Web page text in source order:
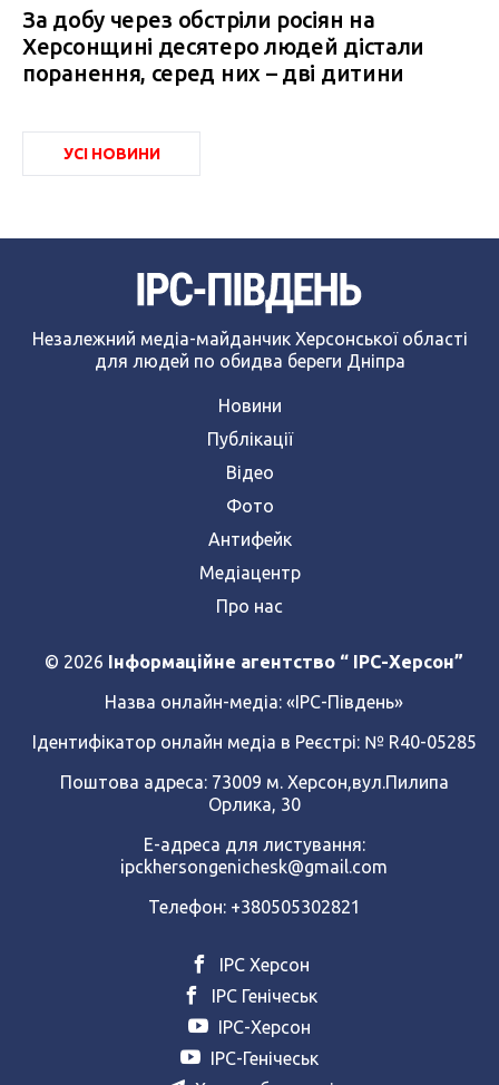
За добу через обстріли росіян на
Херсонщині десятеро людей дістали
поранення, серед них – дві дитини
УСІ НОВИНИ
Незалежний медіа-майданчик Херсонської області
для людей по обидва береги Дніпра
Новини
Публікації
Відео
Фото
Антифейк
Медіацентр
Про нас
© 2026 Інформаційне агентство “ IPC-Херсон”
Назва онлайн-медіа: «ІРС-Південь»
Ідентифікатор онлайн медіа в Реєстрі: № R40-05285
Поштова адреса: 73009 м. Херсон,вул.Пилипа
Орлика, 30
Е-адреса для листування:
ipckhersongenichesk@gmail.com
Телефон: +380505302821
ІРС Херсон
ІРС Генічеськ
ІРС-Херсон
ІРС-Генічеськ